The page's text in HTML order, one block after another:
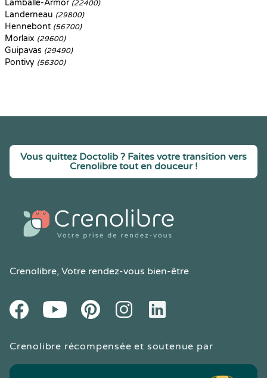
Lamballe-Armor (22400)
Landerneau (29800)
Hennebont (56700)
Morlaix (29600)
Guipavas (29490)
Pontivy (56300)
Vous quittez Doctolib ? Faites votre transition vers
Crenolibre tout en douceur !
Crenolibre, Votre rendez-vous bien-être
FacebookYoutube PinteresetInstagramLinkedIn
Crenolibre récompensée et soutenue par